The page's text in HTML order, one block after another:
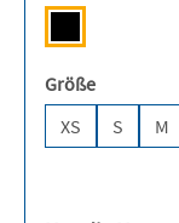
Deep Black [JH]
Größeauswählen
XS
S M